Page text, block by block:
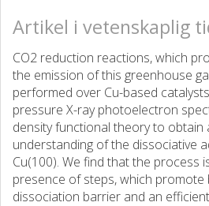
Artikel i vetenskaplig
CO2 reduction reactions, which
the emission of this greenhouse
performed over Cu-based
pressure X-ray photoelectron
density functional theory to obtain
understanding of the dissociative
Cu(100). We find that the process
presence of steps, which
dissociation barrier and an